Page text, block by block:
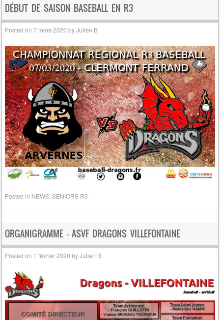
DÉBUT DE SAISON BASEBALL EN R3
Posted on7 mars 2020 byJulien B
Posted in NEWS ,SENIORS R3
ORGANIGRAMME – ASVF DRAGONS VILLEFONTAINE
Posted on 1 février 2020 byJulien B